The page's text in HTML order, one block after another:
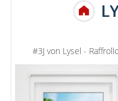
#3J von Lysel -